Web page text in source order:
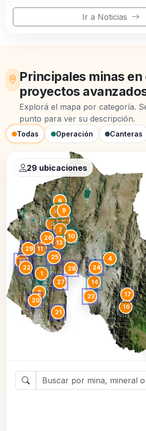
Ir a Noticias
Principales minas
proyectos
Explorá el mapa por categoría.
punto para ver su descripción.
Todas Operación Canteras
1
2
3
4
5
6
7
8 9
10
11
13
14
16
17
19
20
21
22
23
24
25
26
27
28
29
29 ubicaciones